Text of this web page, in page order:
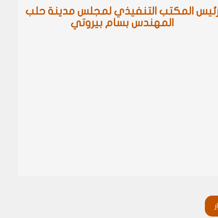
المكتب التنفيذي لمجلس مدينة حلب
المهندس بسام بيروتي